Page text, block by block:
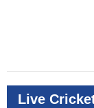
Live